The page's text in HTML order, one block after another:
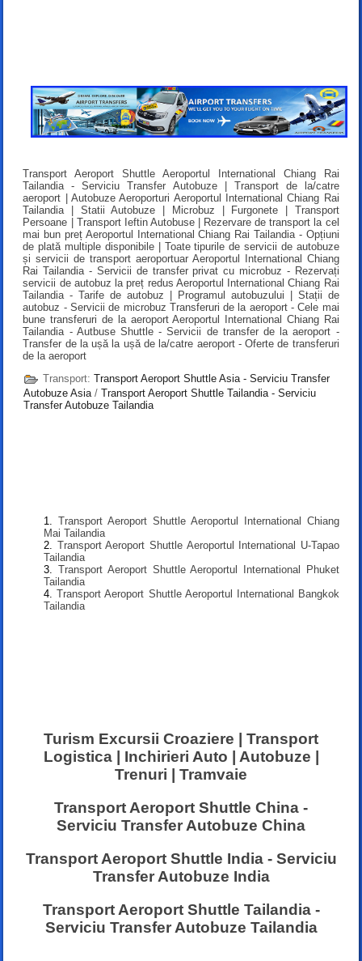
Transport Aeroport Shuttle Aeroportul International Chiang Rai
Tailandia - Serviciu Transfer Autobuze | Transport de la/catre
aeroport | Autobuze Aeroporturi Aeroportul International Chiang Rai
Tailandia | Statii Autobuze | Microbuz | Furgonete | Transport
Persoane | Transport Ieftin Autobuse | Rezervare de transport la cel
mai bun preț Aeroportul International Chiang Rai Tailandia - Opțiuni
de plată multiple disponibile | Toate tipurile de servicii de autobuze
și servicii de transport aeroportuar Aeroportul International Chiang
Rai Tailandia - Servicii de transfer privat cu microbuz - Rezervați
servicii de autobuz la preț redus Aeroportul International Chiang Rai
Tailandia - Tarife de autobuz | Programul autobuzului | Stații de
autobuz - Servicii de microbuz Transferuri de la aeroport - Cele mai
bune transferuri de la aeroport Aeroportul International Chiang Rai
Tailandia - Autbuse Shuttle - Servicii de transfer de la aeroport -
Transfer de la ușă la ușă de la/catre aeroport - Oferte de transferuri
de la aeroport
Transport:Transport Aeroport Shuttle Asia - Serviciu Transfer
Autobuze Asia /Transport Aeroport Shuttle Tailandia - Serviciu
Transfer Autobuze Tailandia
Transport Aeroport Shuttle Aeroportul International Chiang
Mai Tailandia
Transport Aeroport Shuttle Aeroportul International U-Tapao
Tailandia
Transport Aeroport Shuttle Aeroportul International Phuket
Tailandia
Transport Aeroport Shuttle Aeroportul International Bangkok
Tailandia
Turism Excursii Croaziere | Transport
Logistica | Inchirieri Auto | Autobuze |
Trenuri | Tramvaie
Transport Aeroport Shuttle China -
Serviciu Transfer Autobuze China
Transport Aeroport Shuttle India - Serviciu
Transfer Autobuze India
Transport Aeroport Shuttle Tailandia -
Serviciu Transfer Autobuze Tailandia